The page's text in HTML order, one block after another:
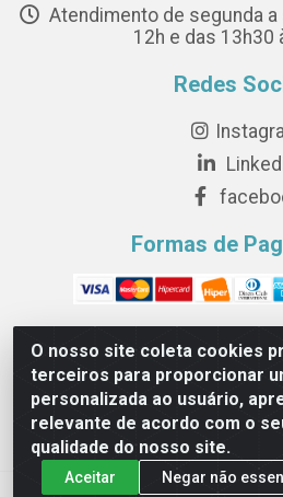
O nosso site coleta cookies
terceiros para proporcionar
personalizada ao usuário,
relevante de acordo com o
qualidade do nosso site.
Aceitar Negar não
Atendimento de segunda
12h e das 13h30
Redes
Formas de
Novesete Distribuidora LTDA -
Terminal Intermodal da Serra,
CNPJ 29.479.604/